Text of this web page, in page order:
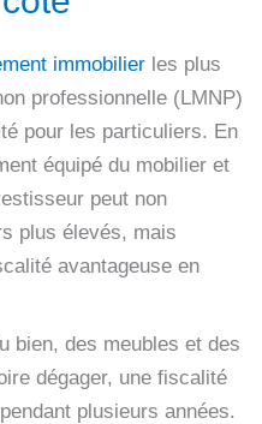
immobilier les plus
professionnelle (LMNP)
pour les particuliers. En
équipé du mobilier et
peut non
plus élevés, mais
avantageuse en
bien, des meubles et des
dégager, une fiscalité
plusieurs années.